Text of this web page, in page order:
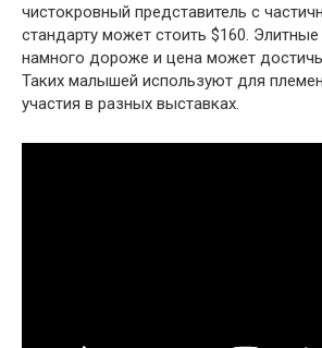
чистокровный представитель с
стандарту может стоить $160.
намного дороже и цена может
Таких малышей используют для
участия в разных выставках.